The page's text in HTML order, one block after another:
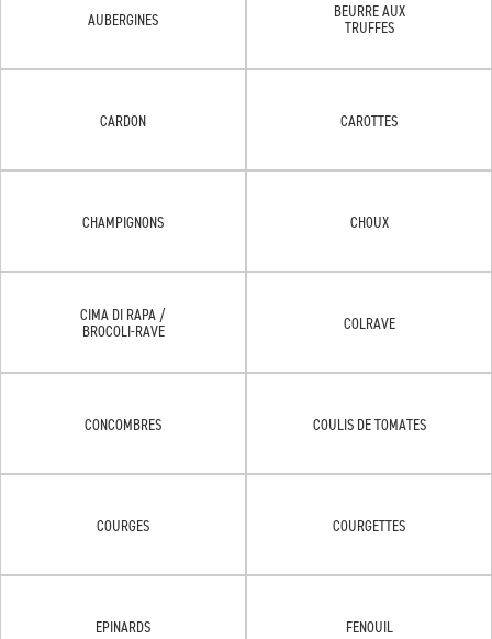
AUBERGINES
BEURRE AUX
TRUFFES
CARDON CAROTTES
CHAMPIGNONS CHOUX
CIMA DI RAPA /
BROCOLI-RAVE
COLRAVE
CONCOMBRES COULIS DE TOMATES
COURGES COURGETTES
EPINARDS FENOUIL